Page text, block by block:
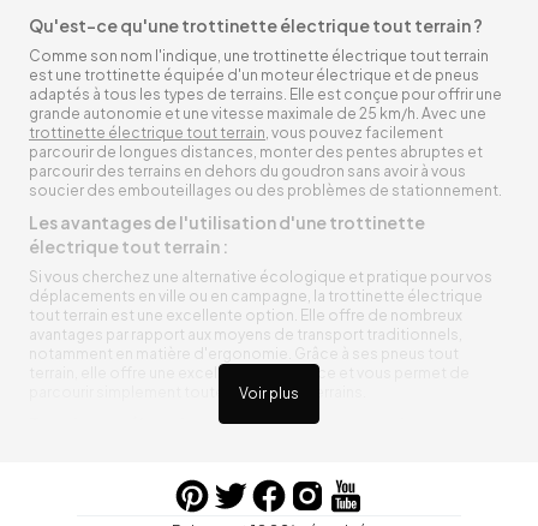
Voir plus
Qu'est-ce qu'une trottinette électrique tout terrain ?
Comme son nom l'indique, une trottinette électrique tout terrain
est une trottinette équipée d'un moteur électrique et de pneus
adaptés à tous les types de terrains. Elle est conçue pour offrir une
grande autonomie et une vitesse maximale de 25 km/h. Avec une
trottinette électrique tout terrain, vous pouvez facilement
parcourir de longues distances, monter des pentes abruptes et
parcourir des terrains en dehors du goudron sans avoir à vous
soucier des embouteillages ou des problèmes de stationnement.
Les avantages de l'utilisation d'une trottinette
électrique tout terrain :
Si vous cherchez une alternative écologique et pratique pour vos
déplacements en ville ou en campagne, la trottinette électrique
tout terrain est une excellente option. Elle offre de nombreux
avantages par rapport aux moyens de transport traditionnels,
notamment en matière d'ergonomie. Grâce à ses pneus tout
terrain, elle offre une excellente adhérence et vous permet de
parcourir simplement toutes sortes de terrains.
Trottinette électrique tout terrain ergonomique
entre vos trajets, vous n’aurez pas à vous soucier de l’état de sa
batterie. De plus, elle est équipée de pneus résistants qui peuvent